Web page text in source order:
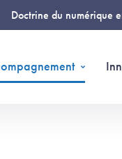
Doctrine du numérique